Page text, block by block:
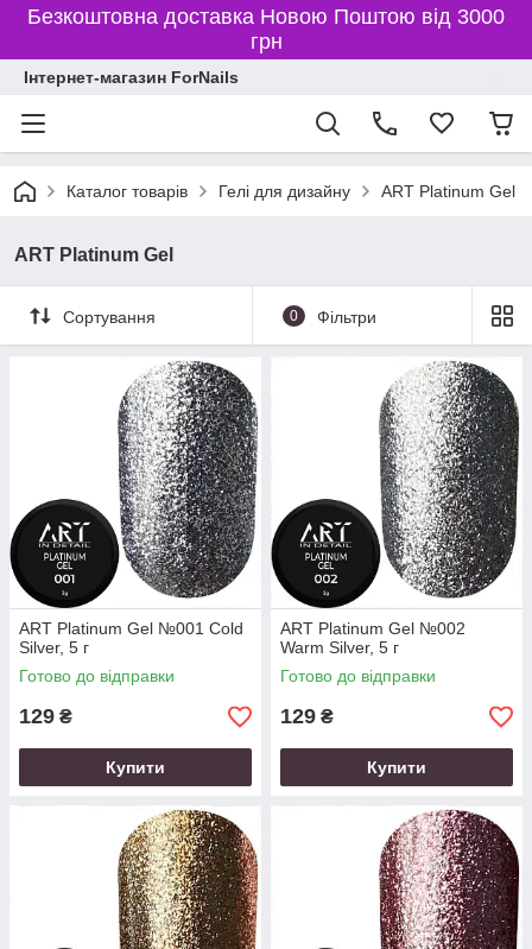
Безкоштовна доставка Новою Поштою від 3000
грн
Інтернет-магазин ForNails
Каталог товарів Гелі для дизайну ART Platinum Gel
ART Platinum Gel
Сортування 0 Фільтри
ART Platinum Gel №001 Cold
Silver, 5 г
Готово до відправки
129 ₴
Купити
ART Platinum Gel №002
Warm Silver, 5 г
Готово до відправки
129 ₴
Купити